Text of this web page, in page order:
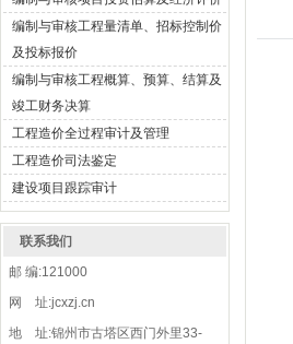
编制与审核工程量清单、招标控制价
及投标报价
编制与审核工程概算、预算、结算及
竣工财务决算
工程造价全过程审计及管理
工程造价司法鉴定
建设项目跟踪审计
联系我们
邮 编:121000
网 址:jcxzj.cn
地 址:锦州市古塔区西门外里33-